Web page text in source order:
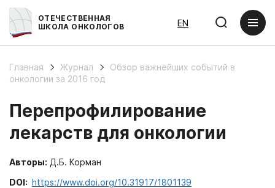
ОТЕЧЕСТВЕННАЯ
ШКОЛА ОНКОЛОГОВ
EN
Главная Журнал
Обзор важнейших событий в
онкологии за 2016 год
Перепрофилирование
лекарств для онкологии
Авторы: Д.Б. Корман
DOI: https://www.doi.org/10.31917/1801139